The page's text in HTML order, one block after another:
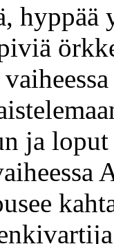
hyppää
ja